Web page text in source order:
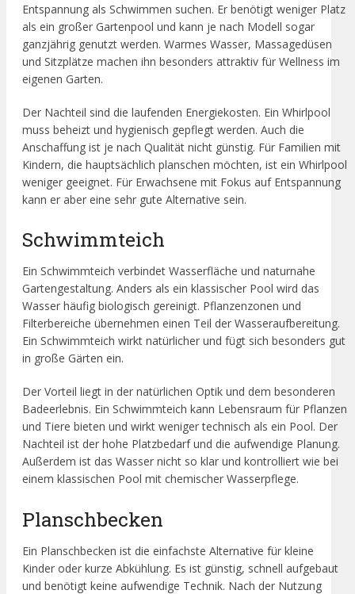
Entspannung als Schwimmen suchen. Er benötigt weniger Platz
als ein großer Gartenpool und kann je nach Modell sogar
ganzjährig genutzt werden. Warmes Wasser, Massagedüsen
und Sitzplätze machen ihn besonders attraktiv für Wellness im
eigenen Garten.
Der Nachteil sind die laufenden Energiekosten. Ein Whirlpool
muss beheizt und hygienisch gepflegt werden. Auch die
Anschaffung ist je nach Qualität nicht günstig. Für Familien mit
Kindern, die hauptsächlich planschen möchten, ist ein Whirlpool
weniger geeignet. Für Erwachsene mit Fokus auf Entspannung
kann er aber eine sehr gute Alternative sein.
Schwimmteich
Ein Schwimmteich verbindet Wasserfläche und naturnahe
Gartengestaltung. Anders als ein klassischer Pool wird das
Wasser häufig biologisch gereinigt. Pflanzenzonen und
Filterbereiche übernehmen einen Teil der Wasseraufbereitung.
Ein Schwimmteich wirkt natürlicher und fügt sich besonders gut
in große Gärten ein.
Der Vorteil liegt in der natürlichen Optik und dem besonderen
Badeerlebnis. Ein Schwimmteich kann Lebensraum für Pflanzen
und Tiere bieten und wirkt weniger technisch als ein Pool. Der
Nachteil ist der hohe Platzbedarf und die aufwendige Planung.
Außerdem ist das Wasser nicht so klar und kontrolliert wie bei
einem klassischen Pool mit chemischer Wasserpflege.
Planschbecken
Ein Planschbecken ist die einfachste Alternative für kleine
Kinder oder kurze Abkühlung. Es ist günstig, schnell aufgebaut
und benötigt keine aufwendige Technik. Nach der Nutzung